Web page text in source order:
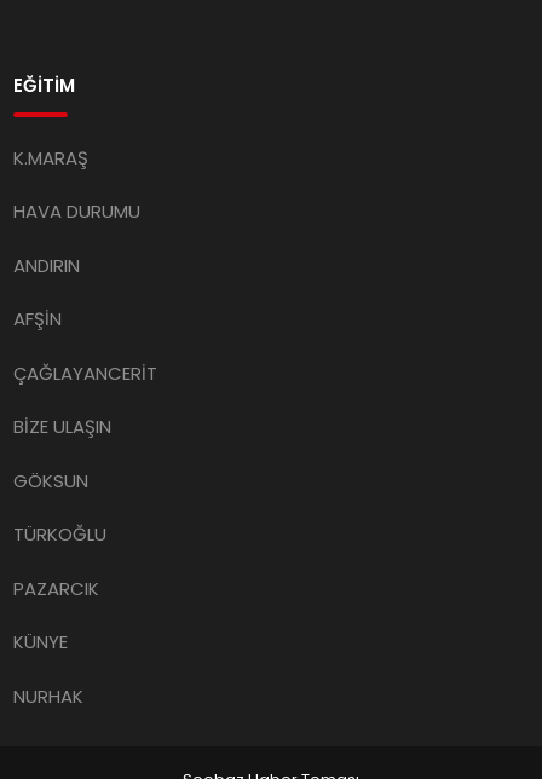
EĞİTİM
K.MARAŞ
HAVA DURUMU
ANDIRIN
AFŞİN
ÇAĞLAYANCERİT
BİZE ULAŞIN
GÖKSUN
TÜRKOĞLU
PAZARCIK
KÜNYE
NURHAK